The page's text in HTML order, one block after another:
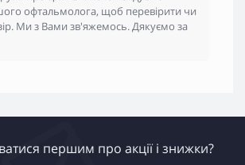
офтальмолога, щоб перевірити чи
Ми з Вами зв'яжемось. Дякуємо за
першим про акції і знижки?